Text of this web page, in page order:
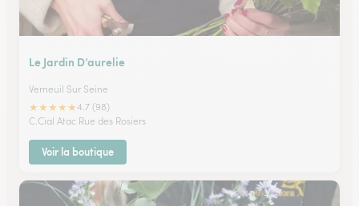
Le Jardin D’aurelie
Verneuil Sur Seine
★★★★★4.7 (98)
C.Cial Atac Rue des Rosiers
Voir la boutique